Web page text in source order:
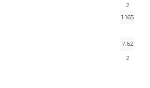
2
1.165
7.62
2